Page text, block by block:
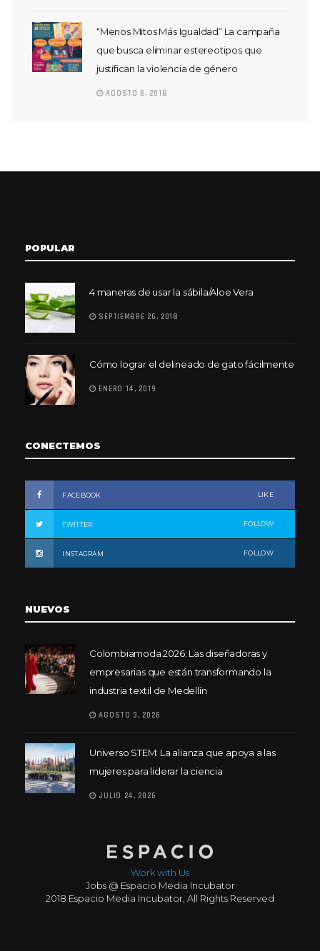
“Menos Mitos Más Igualdad” La campaña
que busca eliminar estereotipos que
justifican la violencia de género
AGOSTO 6, 2018
POPULAR
4 maneras de usar la sábila/Aloe Vera
SEPTIEMBRE 26, 2018
Cómo lograr el delineado de gato fácilmente
ENERO 14, 2019
CONECTEMOS
FACEBOOK LIKE
TWITTER FOLLOW
INSTAGRAM FOLLOW
NUEVOS
Colombiamoda 2026: Las diseñadoras y
empresarias que están transformando la
industria textil de Medellín
AGOSTO 3, 2026
Universo STEM: La alianza que apoya a las
mujeres para liderar la ciencia
JULIO 24, 2026
Work with Us
Jobs @ Espacio Media Incubator
2018 Espacio Media Incubator, All Rights Reserved